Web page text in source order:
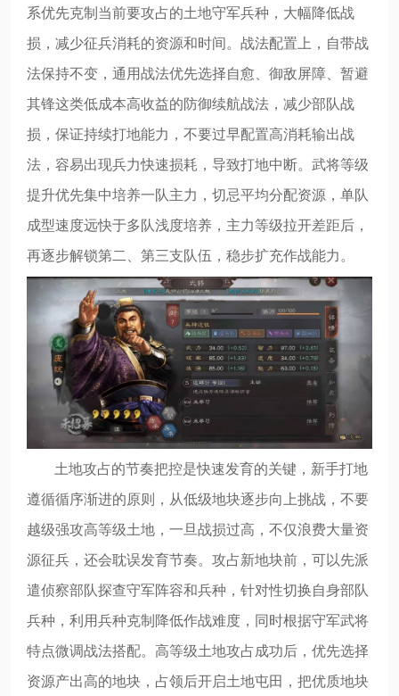
系优先克制当前要攻占的土地守军兵种，大幅降低战
损，减少征兵消耗的资源和时间。战法配置上，自带战
法保持不变，通用战法优先选择自愈、御敌屏障、暂避
其锋这类低成本高收益的防御续航战法，减少部队战
损，保证持续打地能力，不要过早配置高消耗输出战
法，容易出现兵力快速损耗，导致打地中断。武将等级
提升优先集中培养一队主力，切忌平均分配资源，单队
成型速度远快于多队浅度培养，主力等级拉开差距后，
再逐步解锁第二、第三支队伍，稳步扩充作战能力。
土地攻占的节奏把控是快速发育的关键，新手打地
遵循循序渐进的原则，从低级地块逐步向上挑战，不要
越级强攻高等级土地，一旦战损过高，不仅浪费大量资
源征兵，还会耽误发育节奏。攻占新地块前，可以先派
遣侦察部队探查守军阵容和兵种，针对性切换自身部队
兵种，利用兵种克制降低作战难度，同时根据守军武将
特点微调战法搭配。高等级土地攻占成功后，优先选择
资源产出高的地块，占领后开启土地屯田，把优质地块